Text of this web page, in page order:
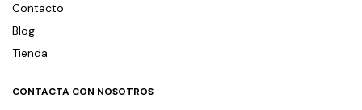
Contacto
Blog
Tienda
CONTACTA CON NOSOTROS